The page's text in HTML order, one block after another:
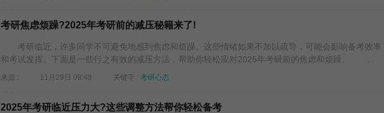
​考研焦虑烦躁?2025年考研前的减压秘籍来了!
考研临近，许多同学不可避免地感到焦虑和烦躁。这些情绪如果不加以疏导，可能会影响备考效率
和考试发挥。下面是一些行之有效的减压方法，帮助你轻松应对2025年考研前的焦虑和烦躁。 ...
来源 : 11月29日 08:48 关键字 : 考研心态
2025年考研临近压力大?这些调整方法帮你轻松备考